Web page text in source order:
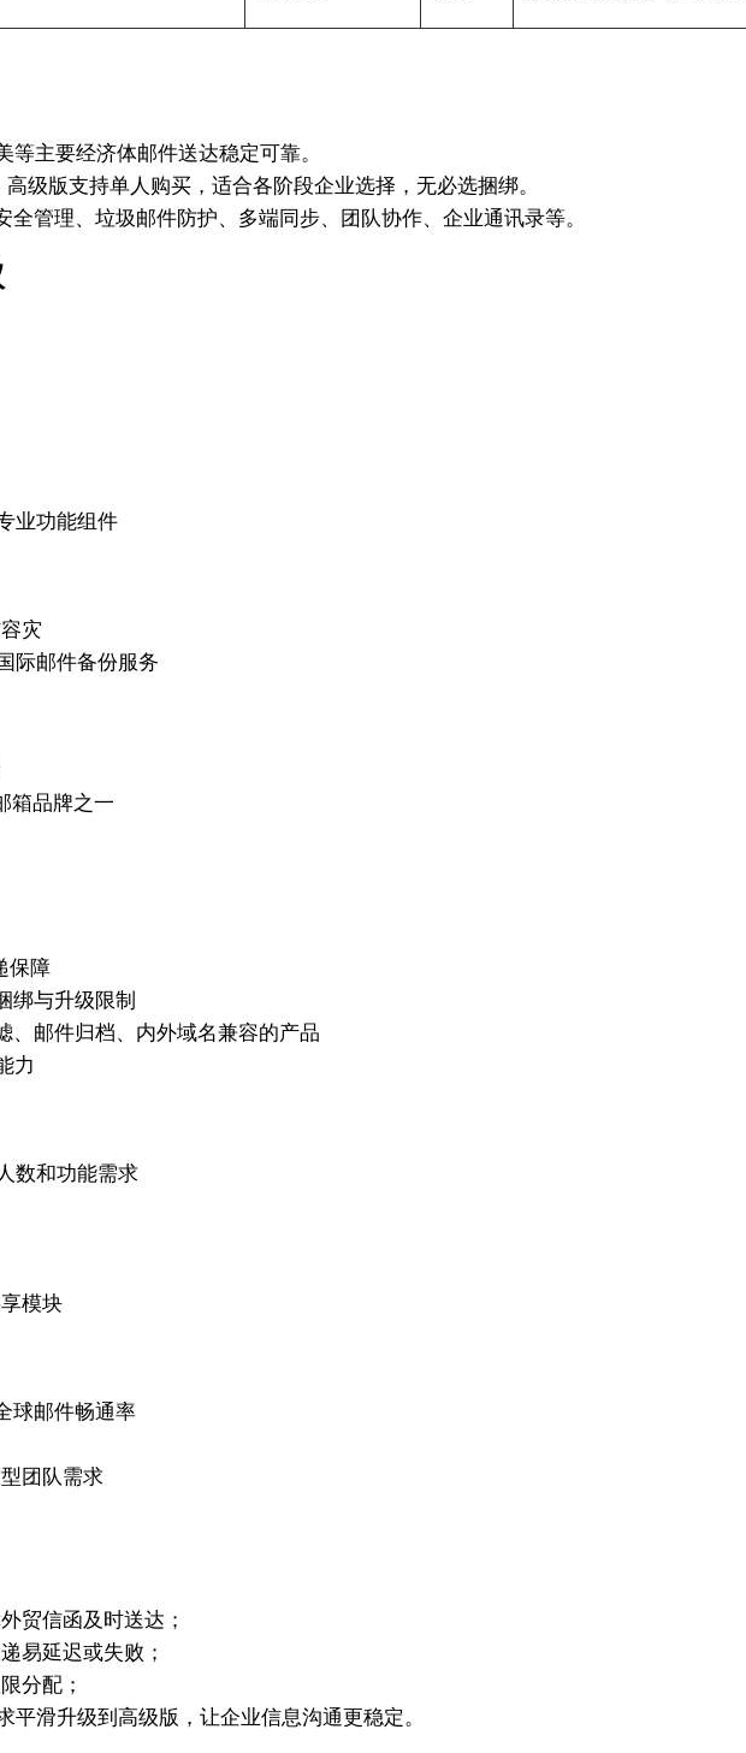
等主要经济体邮件送达稳定可靠。
级版支持单人购买，适合各阶段企业选择，无必选捆绑。
全管理、垃圾邮件防护、多端同步、团队协作、企业通讯录等。
业功能组件
灾
际邮件备份服务
箱品牌之一
保障
绑与升级限制
、邮件归档、内外域名兼容的产品
力
数和功能需求
模块
球邮件畅通率
团队需求
贸信函及时送达；
易延迟或失败；
分配；
滑升级到高级版，让企业信息沟通更稳定。